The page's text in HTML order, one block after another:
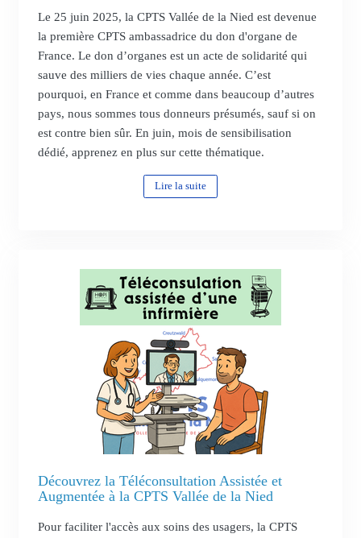
Le 25 juin 2025, la CPTS Vallée de la Nied est devenue
la première CPTS ambassadrice du don d'organe de
France. Le don d’organes est un acte de solidarité qui
sauve des milliers de vies chaque année. C’est
pourquoi, en France et comme dans beaucoup d’autres
pays, nous sommes tous donneurs présumés, sauf si on
est contre bien sûr. En juin, mois de sensibilisation
dédié, apprenez en plus sur cette thématique.
Lire la suite
Découvrez la Téléconsultation Assistée et
Augmentée à la CPTS Vallée de la Nied
Pour faciliter l'accès aux soins des usagers, la CPTS